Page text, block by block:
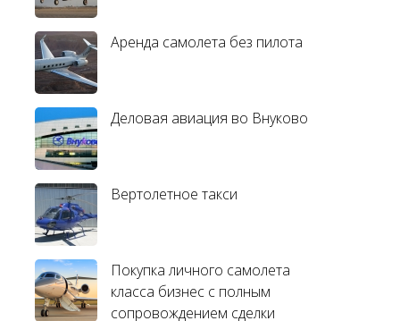
Аренда самолета без пилота
Деловая авиация во Внуково
Вертолетное такси
Покупка личного самолета
класса бизнес с полным
сопровождением сделки